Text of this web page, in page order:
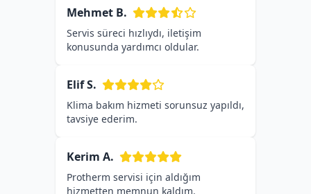
Mehmet B.
Servis süreci hızlıydı, iletişim
konusunda yardımcı oldular.
Elif S.
Klima bakım hizmeti sorunsuz yapıldı,
tavsiye ederim.
Kerim A.
Protherm servisi için aldığım
hizmetten memnun kaldım.